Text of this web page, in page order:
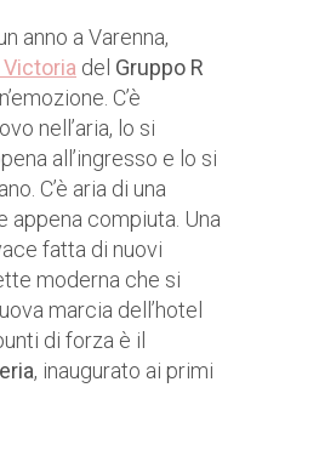
anno a Varenna,
del Gruppo R
C’è
nell’aria, lo si
all’ingresso e lo si
C’è aria di una
appena compiuta. Una
fatta di nuovi
moderna che si
marcia dell’hotel
di forza è il
, inaugurato ai primi